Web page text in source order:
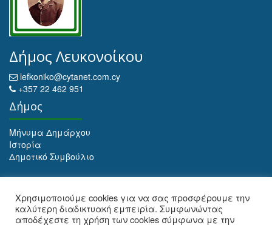
Δήμος Λευκονοίκου
lefkoniko@cytanet.com.cy
+357 22 462 951
Δήμος
Μήνυμα Δημάρχου
Ιστορία
Δημοτικό Συμβούλιο
Αρχειοθέτηση
Χρησιμοποιούμε cookies για να σας προσφέρουμε την
καλύτερη διαδικτυακή εμπειρία. Συμφωνώντας
αποδέχεστε τη χρήση των cookies σύμφωνα με την